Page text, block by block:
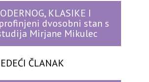
KLASIKE I
profinjeni dvosobni stan s
Mirjane Mikulec
ČLANAK